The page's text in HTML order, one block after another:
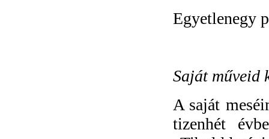
Egyetlenegy
Saját műveid
A saját
tizenhét